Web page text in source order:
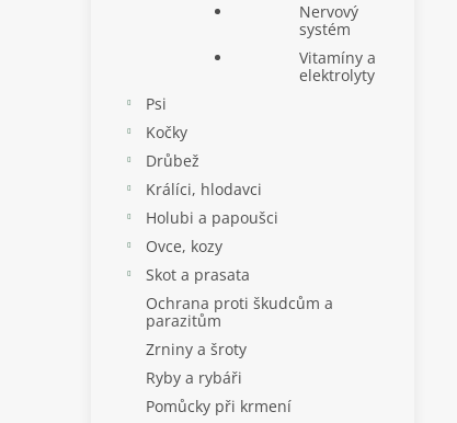
Nervový
systém
Vitamíny a
elektrolyty
Psi
Kočky
Drůbež
Králíci, hlodavci
Holubi a papoušci
Ovce, kozy
Skot a prasata
Ochrana proti škudcům a
parazitům
Zrniny a šroty
Ryby a rybáři
Pomůcky při krmení